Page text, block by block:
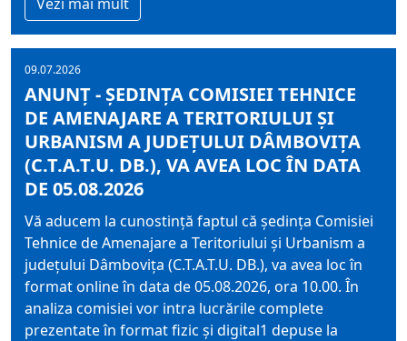
09.07.2026
ANUNȚ - ȘEDINȚA COMISIEI TEHNICE
DE AMENAJARE A TERITORIULUI ȘI
URBANISM A JUDEȚULUI DÂMBOVIȚA
(C.T.A.T.U. DB.), VA AVEA LOC ÎN DATA
DE 05.08.2026
Vă aducem la cunostință faptul că ședința Comisiei
Tehnice de Amenajare a Teritoriului și Urbanism a
județului Dâmbovița (C.T.A.T.U. DB.), va avea loc în
format online în data de 05.08.2026, ora 10.00. În
analiza comisiei vor intra lucrările complete
prezentate în format fizic și digital1 depuse la